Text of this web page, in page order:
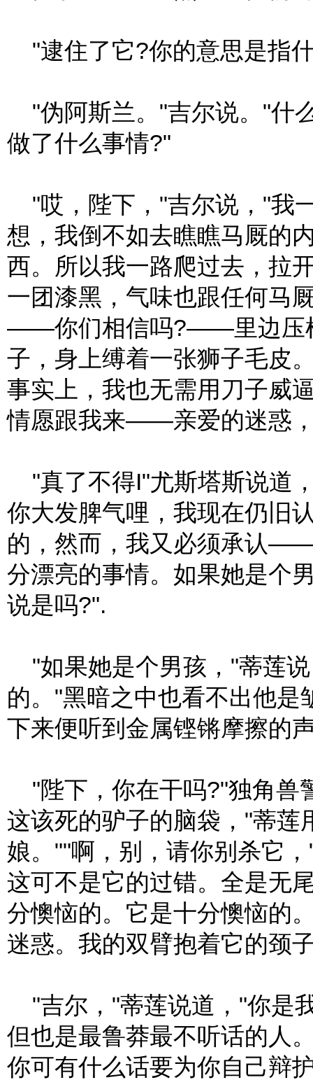
"逮住了它?你的意思是指
"伪阿斯兰。"吉尔说。"什
做了什么事情?"
"哎，陛下，"吉尔说，"我
想，我倒不如去瞧瞧马厩的
西。所以我一路爬过去，拉
一团漆黑，气味也跟任何马
——你们相信吗?——里边压
子，身上缚着一张狮子毛皮
事实上，我也无需用刀子威
情愿跟我来——亲爱的迷惑
"真了不得I"尤斯塔斯说道
你大发脾气哩，我现在仍旧
的，然而，我又必须承认
分漂亮的事情。如果她是个
说是吗?".
"如果她是个男孩，"蒂莲
的。"黑暗之中也看不出他
下来便听到金属铿锵摩擦的
"陛下，你在干吗?"独角兽
这该死的驴子的脑袋，"蒂莲
娘。""啊，别，请你别杀它
这可不是它的过错。全是无
分懊恼的。它是十分懊恼的
迷惑。我的双臂抱着它的颈
"吉尔，"蒂莲说道，"你是
但也是最鲁莽最不听话的人
你可有什么话要为你自己辩